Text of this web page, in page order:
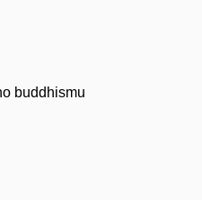
buddhismu